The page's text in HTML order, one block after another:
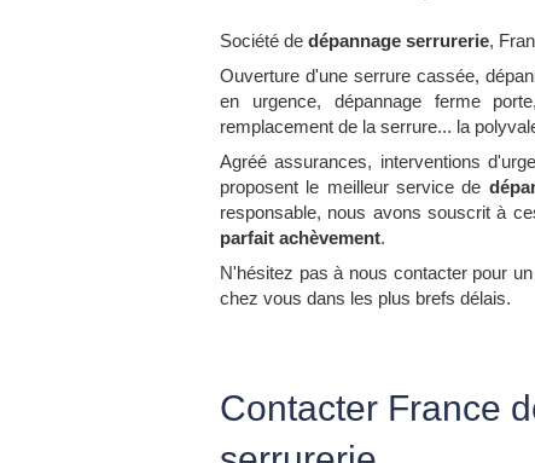
Société de dépannage serrurerie,
Ouverture d'une serrure cassée,
en urgence, dépannage ferme
remplacement de la serrure... la
Agréé assurances, interventions
proposent le meilleur service de
responsable, nous avons souscrit à
parfait achèvement.
N'hésitez pas à nous contacter pour
chez vous dans les plus brefs délais.
Contacter France